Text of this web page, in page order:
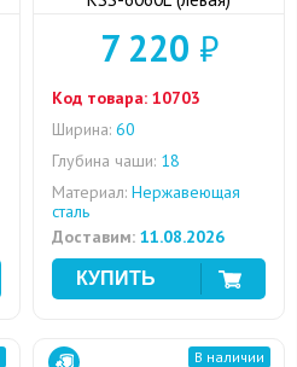
7 220 ₽
Код товара: 10703
Ширина: 60
Глубина чаши: 18
Материал: Нержавеющая
сталь
Доставим: 11.08.2026
В наличии